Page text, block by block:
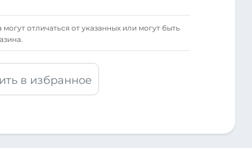
отличаться от указанных или могут быть
в избранное